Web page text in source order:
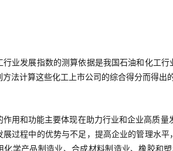
行业发展指数的测算依据是我国石油和化工
方法计算这些化工上市公司的综合得分而得
作用和功能主要体现在助力行业和企业高质
展过程中的优势与不足，提高企业的管理水
化学产品制造业、合成材料制造业、橡胶和